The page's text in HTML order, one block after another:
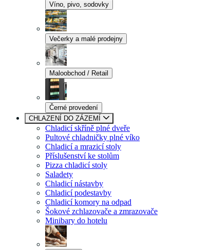
Víno, pivo, sodovky
Večerky a malé prodejny
Maloobchod / Retail
Černé provedení
CHLAZENÍ DO ZÁZEMÍ
Chladicí skříně plné dveře
Pultové chladničky plné víko
Chladicí a mrazicí stoly
Příslušenství ke stolům
Pizza chladicí stoly
Saladety
Chladicí nástavby
Chladicí podestavby
Chladicí komory na odpad
Šokové zchlazovače a zmrazovače
Minibary do hotelu